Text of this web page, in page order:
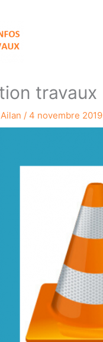
travaux
Ailan / 4 novembre 2019